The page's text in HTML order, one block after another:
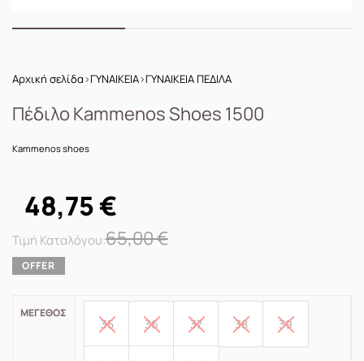
Αρχική σελίδα›ΓΥΝΑΙΚΕΙΑ›ΓΥΝΑΙΚΕΙΑ ΠΕΔΙΛΑ
Πέδιλο Kammenos Shoes 1500
Kammenos shoes
65,00€
48,75€
ΜΈΓΕΘΟΣ
35 36 37 38 39